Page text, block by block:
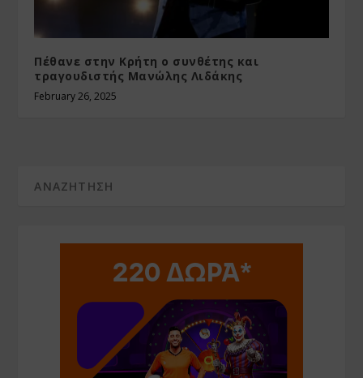
Πέθανε στην Κρήτη ο συνθέτης και
τραγουδιστής Μανώλης Λιδάκης
February 26, 2025